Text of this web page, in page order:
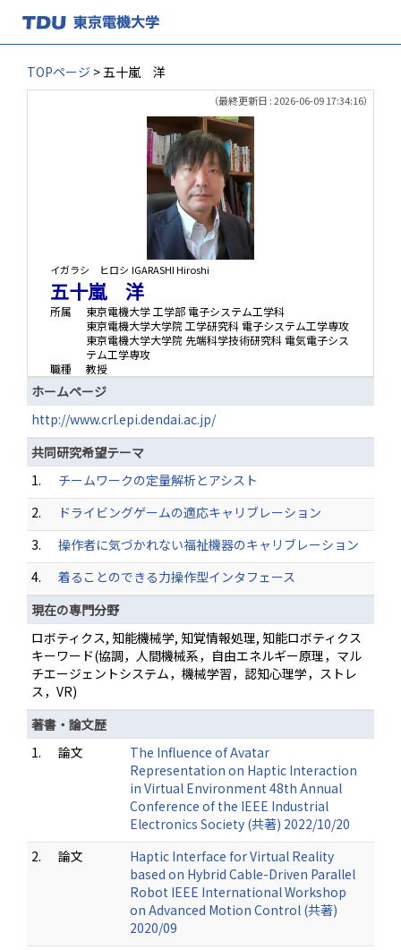
TOPページ > 五十嵐 洋
（最終更新日 : 2026-06-09 17:34:16）
イガラシ ヒロシ IGARASHI Hiroshi
五十嵐 洋
所属
東京電機大学 工学部 電子システム工学科
東京電機大学大学院 工学研究科 電子システム工学専攻
東京電機大学大学院 先端科学技術研究科 電気電子シス
テム工学専攻
職種
教授
ホームページ
http://www.crl.epi.dendai.ac.jp/
共同研究希望テーマ
1.
チームワークの定量解析とアシスト
2.
ドライビングゲームの適応キャリブレーション
3.
操作者に気づかれない福祉機器のキャリブレーション
4.
着ることのできる力操作型インタフェース
現在の専門分野
ロボティクス, 知能機械学, 知覚情報処理, 知能ロボティクス
キーワード(協調，人間機械系，自由エネルギー原理，マル
チエージェントシステム，機械学習，認知心理学，ストレ
ス，VR)
著書・論文歴
1.
論文
The Influence of Avatar
Representation on Haptic Interaction
in Virtual Environment 48th Annual
Conference of the IEEE Industrial
Electronics Society (共著) 2022/10/20
2.
論文
Haptic Interface for Virtual Reality
based on Hybrid Cable-Driven Parallel
Robot IEEE International Workshop
on Advanced Motion Control (共著)
2020/09